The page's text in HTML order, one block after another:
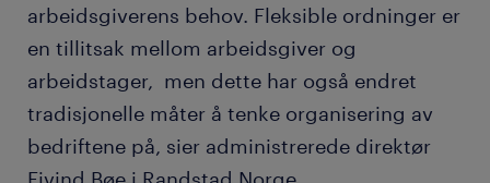
arbeidsgiverens behov. Fleksible ordninger er
en tillitsak mellom arbeidsgiver og
arbeidstager, men dette har også endret
tradisjonelle måter å tenke organisering av
bedriftene på, sier administrerede direktør